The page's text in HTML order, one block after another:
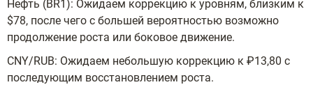
Нефть (BR1): Ожидаем коррекцию к уровням, близким к
$78, после чего с большей вероятностью возможно
продолжение роста или боковое движение.
CNY/RUB: Ожидаем небольшую коррекцию к ₽13,80 с
последующим восстановлением роста.